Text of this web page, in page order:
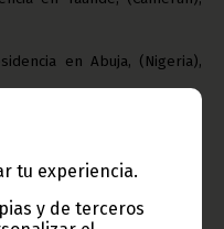
tu experiencia.
y de terceros
en Abuja, (Nigeria),
en Sao Tomé y
en Abuja, (Nigeria),